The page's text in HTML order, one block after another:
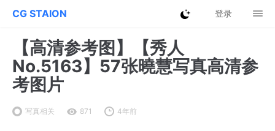
CG STAION 登录
【高清参考图】【秀人
No.5163】57张曉慧写真高清参
考图片
写真相关 871 4年前